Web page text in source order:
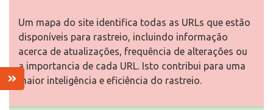
Um mapa do site identifica todas as URLs que estão
disponíveis para rastreio, incluindo informação
acerca de atualizações, frequência de alterações ou
a importancia de cada URL. Isto contribui para uma
maior inteligência e eficiência do rastreio.